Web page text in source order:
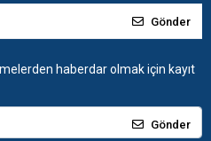
Gönder
haberdar olmak için kayıt
Gönder